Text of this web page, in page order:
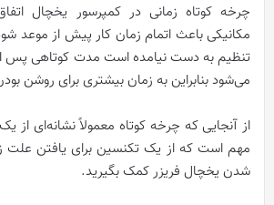
چرخه کوتاه زمانی در کمپرسور یخچال
مکانیکی باعث اتمام زمان‌ کار پیش از موعد
تنظیم به دست نیامده است مدت کوتاهی پس از
می‌شود بنابراین به زمان بیشتری برای روشن
از آنجایی که چرخه کوتاه معمولاً نشانه‌ای
مهم است که از یک تکنسین برای یافتن
شدن یخچال فریزر کمک بگیرید.